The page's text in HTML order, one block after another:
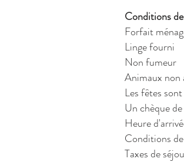
Conditions
Forfait
Linge fourni
Non fumeur
Animaux non
Les fêtes
Un chèque
Heure
Conditions
Taxes de